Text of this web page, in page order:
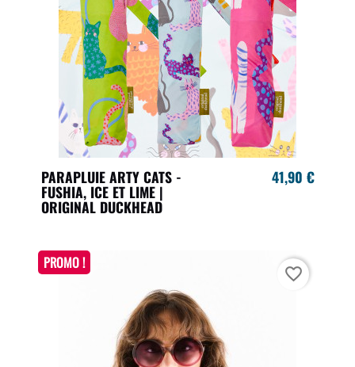
PARAPLUIE ARTY CATS -
FUSHIA, ICE ET LIME |
ORIGINAL DUCKHEAD
41,90 €
PROMO !
favorite_border